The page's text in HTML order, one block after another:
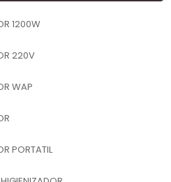
1200W
220V
WAP
PORTATIL